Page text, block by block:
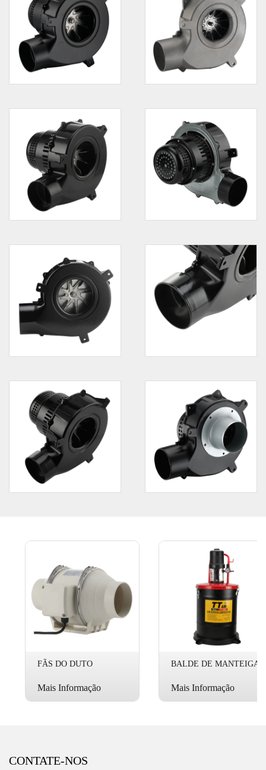
FÃS DO DUTO
Mais Informação
BALDE DE MANTEIGA
Mais Informação
CONTATE-NOS